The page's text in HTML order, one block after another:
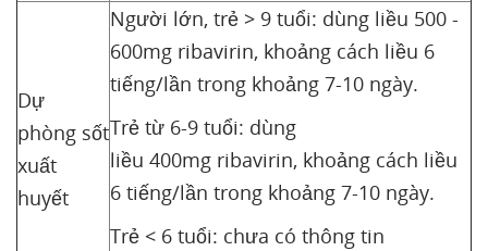
Dự
phòng sốt
xuất
huyết
Người lớn, trẻ > 9 tuổi: dùng liều 500 -
600mg ribavirin, khoảng cách liều 6
tiếng/lần trong khoảng 7-10 ngày.
Trẻ từ 6-9 tuổi: dùng
liều 400mg ribavirin, khoảng cách liều
6 tiếng/lần trong khoảng 7-10 ngày.
Trẻ < 6 tuổi: chưa có thông tin